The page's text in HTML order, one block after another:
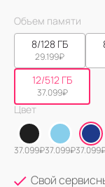
Объем памяти
8/128 ГБ
29.199₽
12/512 ГБ
37.099₽
Цвет
37.099₽37.099₽37.099
Свой